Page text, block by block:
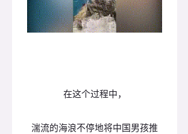
在这个过程中，
湍流的海浪不停地将中国男孩推